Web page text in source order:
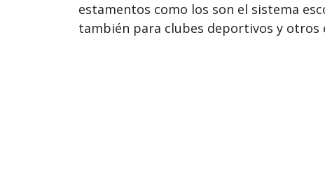
estamentos como los son el sistema
también para clubes deportivos y otros